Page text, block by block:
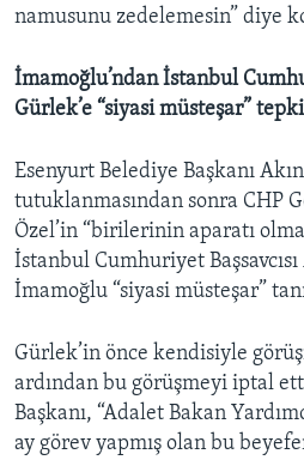
namusunu zedelemesin” diye
İmamoğlu’ndan İstanbul
Gürlek’e “siyasi müsteşar”
Esenyurt Belediye Başkanı
tutuklanmasından sonra CHP
Özel’in “birilerinin aparatı
İstanbul Cumhuriyet
İmamoğlu “siyasi müsteşar”
Gürlek’in önce kendisiyle
ardından bu görüşmeyi iptal
Başkanı, “Adalet Bakan
ay görev yapmış olan bu